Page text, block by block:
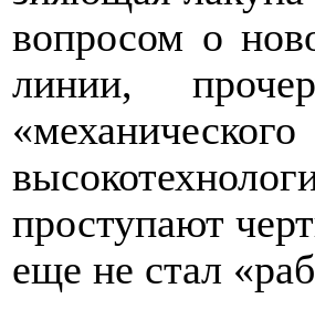
вопросом о
линии,
проступают
еще не стал